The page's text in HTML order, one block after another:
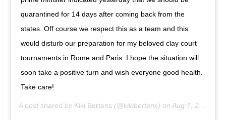
quarantined for 14 days after coming back from the
states. Off course we respect this as a team and this
would disturb our preparation for my beloved clay court
tournaments in Rome and Paris. I hope the situation will
soon take a positive turn and wish everyone good health.
Take care!
A post shared by Kiki Bertens (@kikibertens) on Aug 7, 2020 at 4:31am PDT